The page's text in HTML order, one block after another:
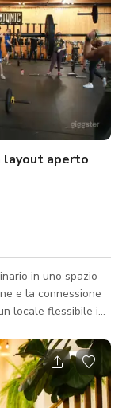
layout aperto
in uno spazio
e la connessione
eventi
di forza
la struttura può